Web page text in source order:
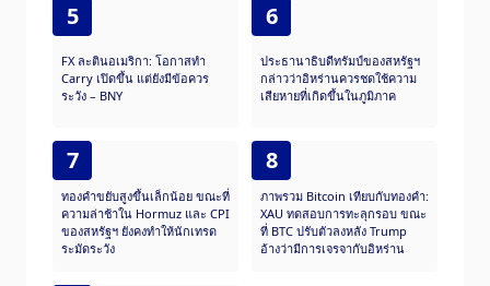
5
FX ละตินอเมริกา: โอกาสทำ
Carry เปิดขึ้น แต่ยังมีข้อควร
ระวัง – BNY
6
ประธานาธิบดีทรัมป์ของสหรัฐฯ
กล่าวว่าอิหร่านควรชดใช้ความ
เสียหายที่เกิดขึ้นในภูมิภาค
7
ทองคำขยับสูงขึ้นเล็กน้อย ขณะที่
ความล่าช้าใน Hormuz และ CPI
ของสหรัฐฯ ยังคงทำให้นักเทรด
ระมัดระวัง
8
ภาพรวม Bitcoin เทียบกับทองคำ:
XAU ทดสอบการทะลุกรอบ ขณะ
ที่ BTC ปรับตัวลงหลัง Trump
อ้างว่ามีการเจรจากับอิหร่าน